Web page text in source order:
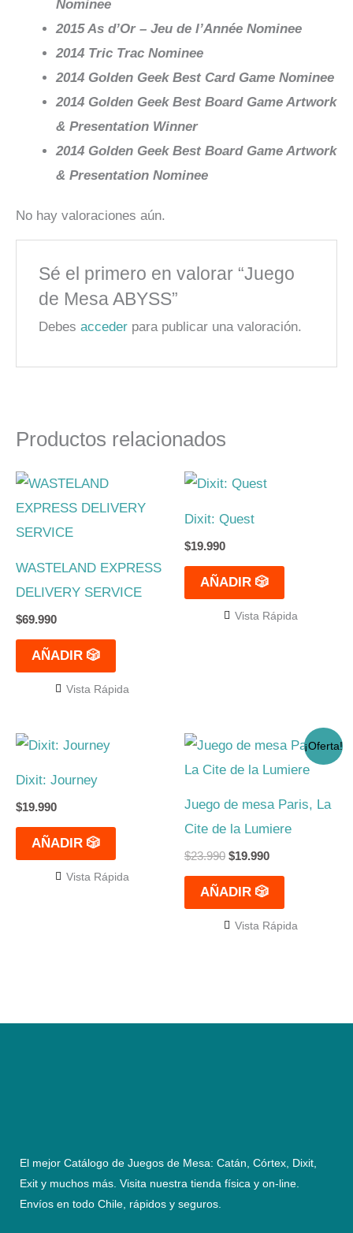
Nominee
2015 As d’Or – Jeu de l’Année Nominee
2014 Tric Trac Nominee
2014 Golden Geek Best Card Game Nominee
2014 Golden Geek Best Board Game Artwork
& Presentation Winner
2014 Golden Geek Best Board Game Artwork
& Presentation Nominee
No hay valoraciones aún.
Sé el primero en valorar “Juego
de Mesa ABYSS”
Debesacceder para publicar una valoración.
Productos relacionados
WASTELAND EXPRESS
DELIVERY SERVICE
$69.990
AÑADIR 🎲
Vista Rápida
Dixit: Quest
$19.990
AÑADIR 🎲
Vista Rápida
Dixit: Journey
$19.990
AÑADIR 🎲
Vista Rápida
¡Oferta!
Juego de mesa Paris, La
Cite de la Lumiere
$23.990
El
original
$23.990.
$19.990
El
actual
$19.990.
AÑADIR 🎲
Vista Rápida
El mejor Catálogo de Juegos de Mesa: Catán, Córtex, Dixit,
Exit y muchos más. Visita nuestra tienda física y on-line.
Envíos en todo Chile, rápidos y seguros